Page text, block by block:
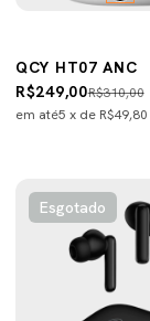
QCY HT07 ANC
R$310,00
R$249,00
em até5 x de R$49,80
Esgotado